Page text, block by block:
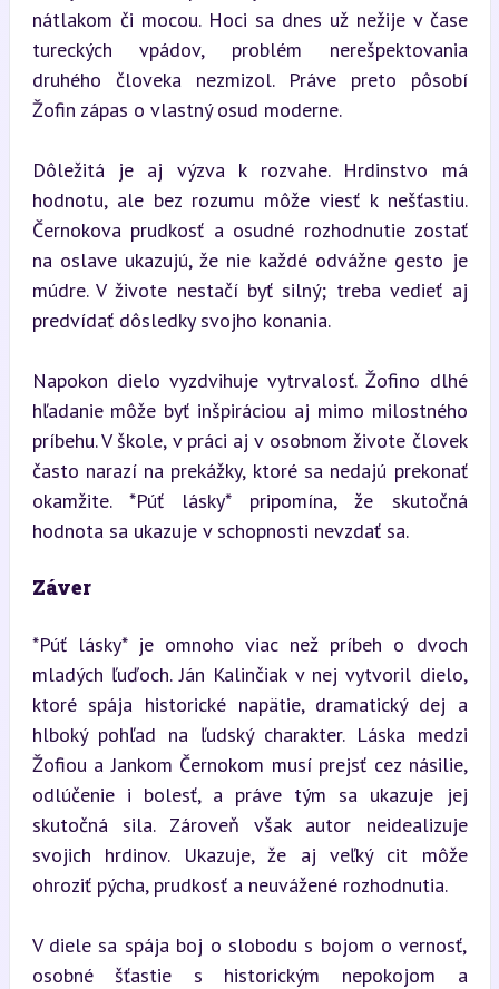
nátlakom či mocou. Hoci sa dnes už nežije v čase
tureckých vpádov, problém nerešpektovania
druhého človeka nezmizol. Práve preto pôsobí
Žofin zápas o vlastný osud moderne.
Dôležitá je aj výzva k rozvahe. Hrdinstvo má
hodnotu, ale bez rozumu môže viesť k nešťastiu.
Černokova prudkosť a osudné rozhodnutie zostať
na oslave ukazujú, že nie každé odvážne gesto je
múdre. V živote nestačí byť silný; treba vedieť aj
predvídať dôsledky svojho konania.
Napokon dielo vyzdvihuje vytrvalosť. Žofino dlhé
hľadanie môže byť inšpiráciou aj mimo milostného
príbehu. V škole, v práci aj v osobnom živote človek
často narazí na prekážky, ktoré sa nedajú prekonať
okamžite. *Púť lásky* pripomína, že skutočná
hodnota sa ukazuje v schopnosti nevzdať sa.
Záver
*Púť lásky* je omnoho viac než príbeh o dvoch
mladých ľuďoch. Ján Kalinčiak v nej vytvoril dielo,
ktoré spája historické napätie, dramatický dej a
hlboký pohľad na ľudský charakter. Láska medzi
Žofiou a Jankom Černokom musí prejsť cez násilie,
odlúčenie i bolesť, a práve tým sa ukazuje jej
skutočná sila. Zároveň však autor neidealizuje
svojich hrdinov. Ukazuje, že aj veľký cit môže
ohroziť pýcha, prudkosť a neuvážené rozhodnutia.
V diele sa spája boj o slobodu s bojom o vernosť,
osobné šťastie s historickým nepokojom a